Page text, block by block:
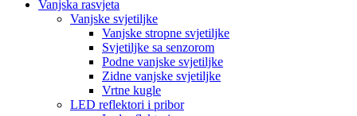
Vanjska rasvjeta
Vanjske svjetiljke
Vanjske stropne svjetiljke
Svjetiljke sa senzorom
Podne vanjske svjetiljke
Zidne vanjske svjetiljke
Vrtne kugle
LED reflektori i pribor